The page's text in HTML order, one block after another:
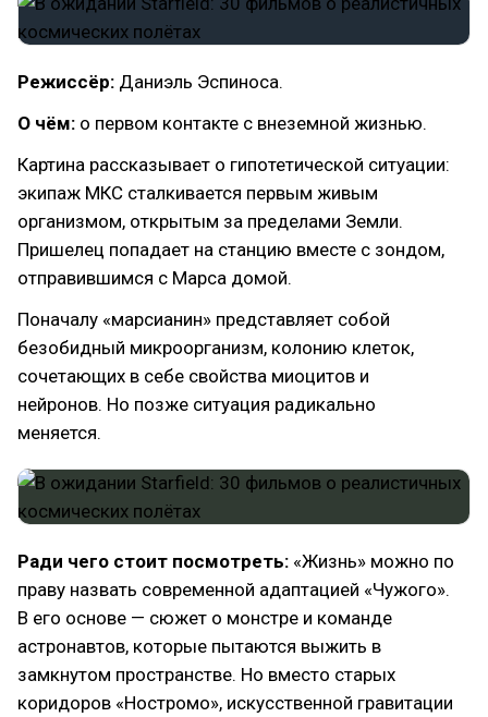
Режиссёр: Даниэль Эспиноса.
О чём: о первом контакте с внеземной жизнью.
Картина рассказывает о гипотетической ситуации:
экипаж МКС сталкивается первым живым
организмом, открытым за пределами Земли.
Пришелец попадает на станцию вместе с зондом,
отправившимся с Марса домой.
Поначалу «марсианин» представляет собой
безобидный микроорганизм, колонию клеток,
сочетающих в себе свойства миоцитов и
нейронов. Но позже ситуация радикально
меняется.
Ради чего стоит посмотреть: «Жизнь» можно по
праву назвать современной адаптацией «Чужого».
В его основе — сюжет о монстре и команде
астронавтов, которые пытаются выжить в
замкнутом пространстве. Но вместо старых
коридоров «Ностромо», искусственной гравитации